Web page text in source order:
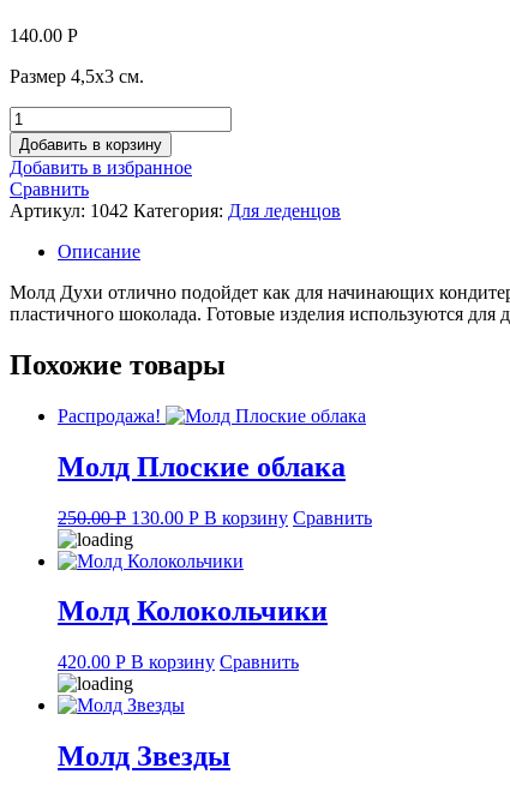
140.00 Р
Размер 4,5х3 см.
Количество
товара
Молд
Духи
Добавить в корзину
Добавить в избранное
Сравнить
Артикул: 1042 Категория: Для леденцов
Описание
Молд Духи отлично подойдет как для начинающих
пластичного шоколада. Готовые изделия используются для
Похожие товары
Распродажа!
Молд Плоские облака
250.00Р Original
price
was:
130.00 РCurrent
is:
В корзину Сравнить
Молд Колокольчики
420.00 Р В корзину Сравнить
Молд Звезды